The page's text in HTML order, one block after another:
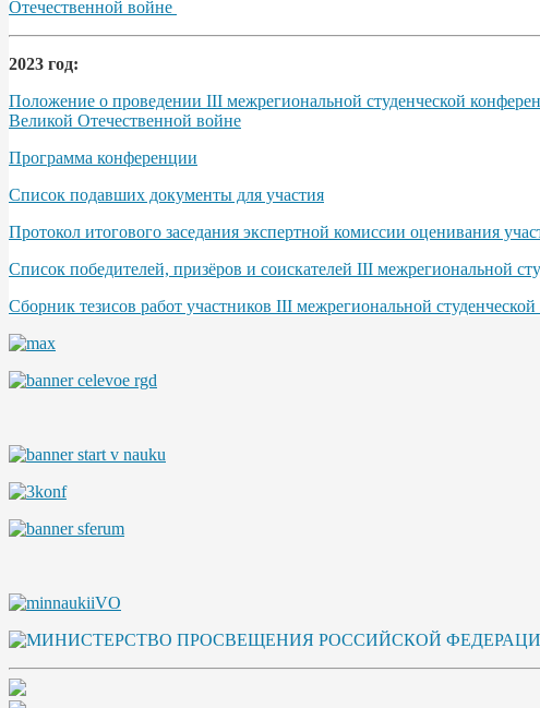
Отечественной войне
2023 год:
Положение о проведении III межрегиональной студенческой
Великой Отечественной войне
Программа конференции
Список подавших документы для участия
Протокол итогового заседания экспертной комиссии оценивания
Список победителей, призёров и соискателей III межрегиональной
Сборник тезисов работ участников III межрегиональной